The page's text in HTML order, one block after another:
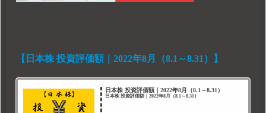
【日本株 投資評価額｜2022年8月（8.1～8.31）】
日本株 投資評価額｜2022年8月（8.1～8.31）
日本株 投資評価額｜2022年8月（8.1～8.31）